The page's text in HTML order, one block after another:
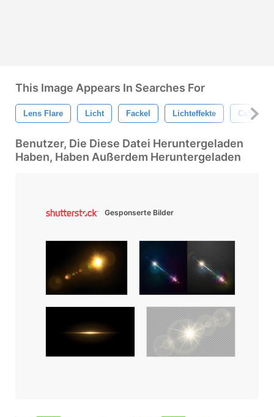
This Image Appears In Searches For
Lens Flare Licht Fackel Lichteffekte Cs5
Benutzer, Die Diese Datei Heruntergeladen
Haben, Haben Außerdem Heruntergeladen
Gesponserte Bilder